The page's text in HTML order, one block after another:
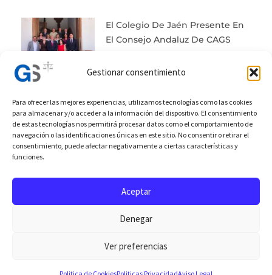
Gestionar consentimiento
Para ofrecer las mejores experiencias, utilizamos tecnologías como las cookies
para almacenar y/o acceder a la información del dispositivo. El consentimiento
de estas tecnologías nos permitirá procesar datos como el comportamiento de
navegación o las identificaciones únicas en este sitio. No consentir o retirar el
consentimiento, puede afectar negativamente a ciertas características y
funciones.
Aceptar
Denegar
Ver preferencias
El Colegio De Jaén Presente En
El Consejo Andaluz De CAGS
Prev
Anterior Posterior
Next